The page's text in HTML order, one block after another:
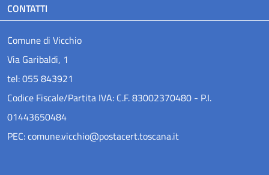
CONTATTI
Comune di Vicchio
Via Garibaldi, 1
tel: 055 843921
Codice Fiscale/Partita IVA: C.F. 83002370480 - P.I.
01443650484
PEC: comune.vicchio@postacert.toscana.it